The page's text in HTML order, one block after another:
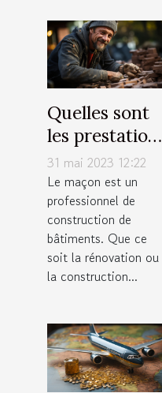
Quelles sont
les prestations
proposées par
un maçon ?
31 mai 2023 12:22
Le maçon est un
professionnel de
construction de
bâtiments. Que ce
soit la rénovation ou
la construction...